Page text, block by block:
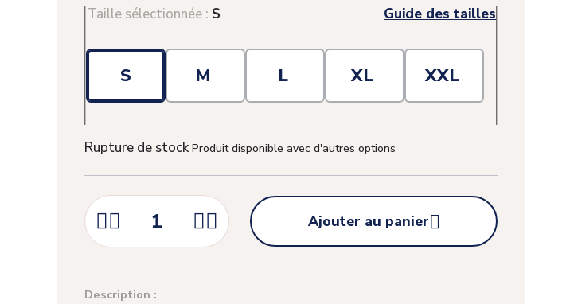
Taille sélectionnée : S Guide des tailles
S M L XL XXL
Rupture de stock Produit disponible avec d'autres options
  
Ajouter au panier
Description :